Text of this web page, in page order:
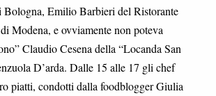
Bologna, Emilio Barbieri del Ristorante
Modena, e ovviamente non poteva
Claudio Cesena della “Locanda San
D’arda. Dalle 15 alle 17 gli chef
piatti, condotti dalla foodblogger Giulia